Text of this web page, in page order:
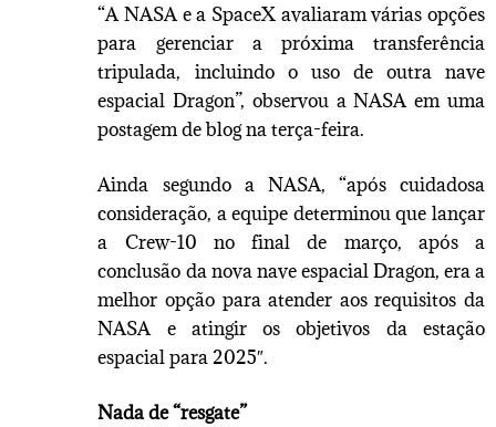
“A NASA e a SpaceX avaliaram várias opções
para gerenciar a próxima transferência
tripulada, incluindo o uso de outra nave
espacial Dragon”, observou a NASA em uma
postagem de blog na terça-feira.
Ainda segundo a NASA, “após cuidadosa
consideração, a equipe determinou que lançar
a Crew-10 no final de março, após a
conclusão da nova nave espacial Dragon, era a
melhor opção para atender aos requisitos da
NASA e atingir os objetivos da estação
espacial para 2025″.
Nada de “resgate”